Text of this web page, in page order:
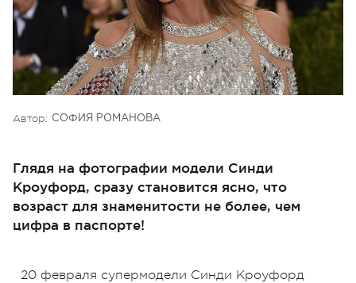
Автор: СОФИЯ РОМАНОВА
Глядя на фотографии модели Синди
Кроуфорд, сразу становится ясно, что
возраст для знаменитости не более, чем
цифра в паспорте!
20 февраля супермодели Синди Кроуфорд